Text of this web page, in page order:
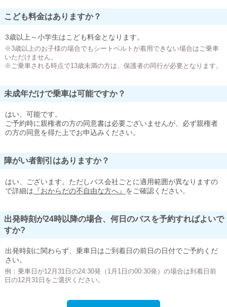
こども料金はありますか？
3歳以上～小学生はこども料金となります。
※3歳以上のお子様の場合でもシートベルトが着用できない場合はご乗車
いただけません。
※ご乗車される時点で13歳未満の方は、保護者の同行が必要となります。
未成年だけで乗車は可能ですか？
はい、可能です。
ご予約時に親権者の方の同意書は必要ございませんが、必ず親権者
の方の同意を得た上でお申込みください。
障がい者割引はありますか？
はい、ございます。ただしバス会社ごとに適用範囲が異なりますの
で詳細は 『おからだの不自由な方へ』 をご確認ください。
出発時刻が24時以降の場合、何日のバスを予約すればよいで
すか?
出発時刻に関わらず、乗車日はご到着日の前日の日付でご予約くだ
さい。
例：乗車日が12月31日の24:30発（1月1日の00:30発）の場合は到着日前
日の12月31日をご選択ください。